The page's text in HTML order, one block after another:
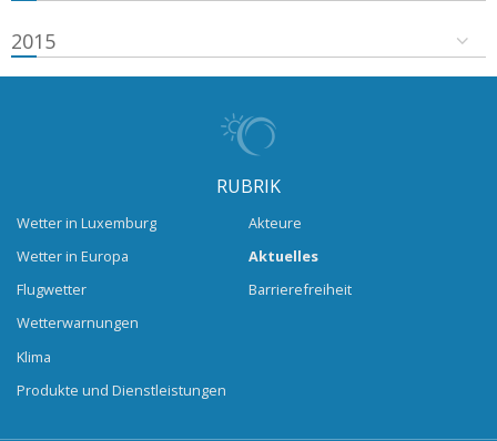
2015
RUBRIK
Wetter in Luxemburg
Wetter in Europa
Flugwetter
Wetterwarnungen
Klima
Produkte und Dienstleistungen
Akteure
Aktuelles
Barrierefreiheit